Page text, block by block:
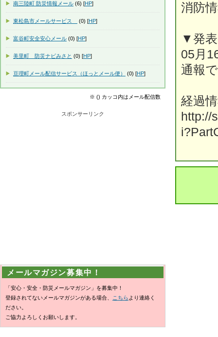
消防
▼発
05月
通報
経過
http://
南三陸町 防災情報メール (6) [HP]
東松島市メールサービス (0) [HP]
富谷町安全安心メール (0) [HP]
美里町 防災ナビみさと (0) [HP]
亘理町メール配信サービス（ほっとメール便） (0) [HP]
※ () カッコ内はメール配信数
スポンサーリンク
メールマガジン募集中！
「安心・安全・防災メールマガジン」を募集中！
登録されてないメールマガジンがある場合、
こちら より連絡く
ださい。
ご協力よろしくお願いします。